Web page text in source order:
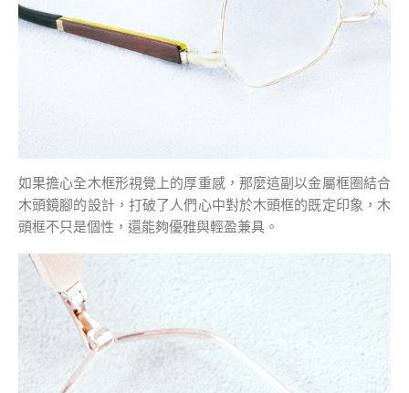
如果擔心全木框形視覺上的厚重感，那麼這副以金屬框圈結合
木頭鏡腳的設計，打破了人們心中對於木頭框的既定印象，木
頭框不只是個性，還能夠優雅與輕盈兼具。